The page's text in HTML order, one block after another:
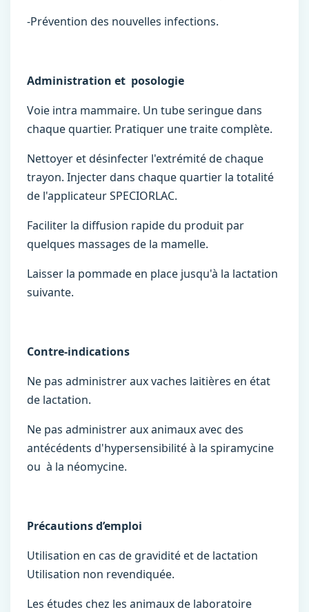
-Prévention des nouvelles infections.
Administration et posologie
Voie intra mammaire. Un tube seringue dans
chaque quartier. Pratiquer une traite complète.
Nettoyer et désinfecter l'extrémité de chaque
trayon. Injecter dans chaque quartier la totalité
de l'applicateur SPECIORLAC.
Faciliter la diffusion rapide du produit par
quelques massages de la mamelle.
Laisser la pommade en place jusqu'à la lactation
suivante.
Contre-indications
Ne pas administrer aux vaches laitières en état
de lactation.
Ne pas administrer aux animaux avec des
antécédents d'hypersensibilité à la spiramycine
ou à la néomycine.
Précautions d’emploi
Utilisation en cas de gravidité et de lactation
Utilisation non revendiquée.
Les études chez les animaux de laboratoire